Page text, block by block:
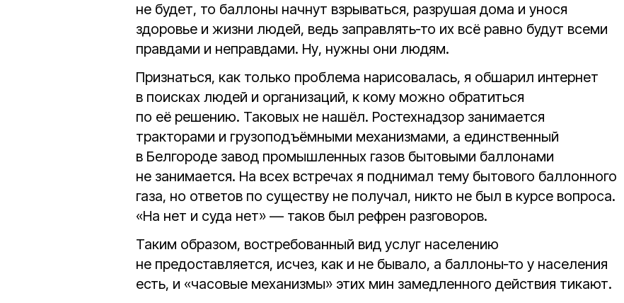
не будет, то баллоны начнут взрываться, разрушая дома и унося
здоровье и жизни людей, ведь заправлять‑то их всё равно будут всеми
правдами и неправдами. Ну, нужны они людям.
Признаться, как только проблема нарисовалась, я обшарил интернет
в поисках людей и организаций, к кому можно обратиться
по её решению. Таковых не нашёл. Ростехнадзор занимается
тракторами и грузоподъёмными механизмами, а единственный
в Белгороде завод промышленных газов бытовыми баллонами
не занимается. На всех встречах я поднимал тему бытового баллонного
газа, но ответов по существу не получал, никто не был в курсе вопроса.
«На нет и суда нет» — таков был рефрен разговоров.
Таким образом, востребованный вид услуг населению
не предоставляется, исчез, как и не бывало, а баллоны‑то у населения
есть, и «часовые механизмы» этих мин замедленного действия тикают.